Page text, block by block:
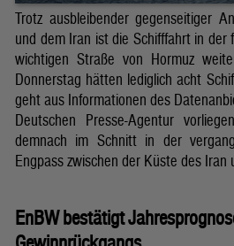
Trotz ausbleibender gegenseitiger
und dem Iran ist die Schifffahrt in
wichtigen Straße von Hormuz
Donnerstag hätten lediglich acht
geht aus Informationen des
Deutschen Presse-Agentur
demnach im Schnitt in der
Engpass zwischen der Küste des Iran
EnBW bestätigt